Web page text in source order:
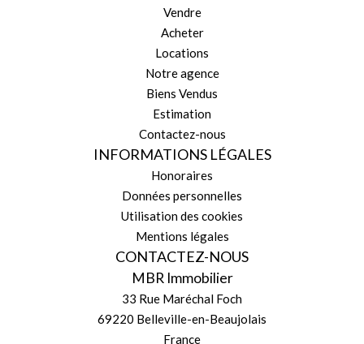
Vendre
Acheter
Locations
Notre agence
Biens Vendus
Estimation
Contactez-nous
INFORMATIONS LÉGALES
Honoraires
Données personnelles
Utilisation des cookies
Mentions légales
CONTACTEZ-NOUS
MBR Immobilier
33 Rue Maréchal Foch
69220 Belleville-en-Beaujolais
France